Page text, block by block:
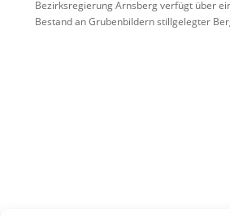
Bezirksregierung Arnsberg verfügt über
Bestand an Grubenbildern stillgelegter